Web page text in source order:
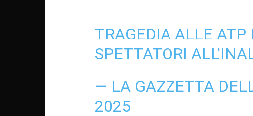
TRAGEDIA ALLE ATP
SPETTATORI
— LA GAZZETTA
2025